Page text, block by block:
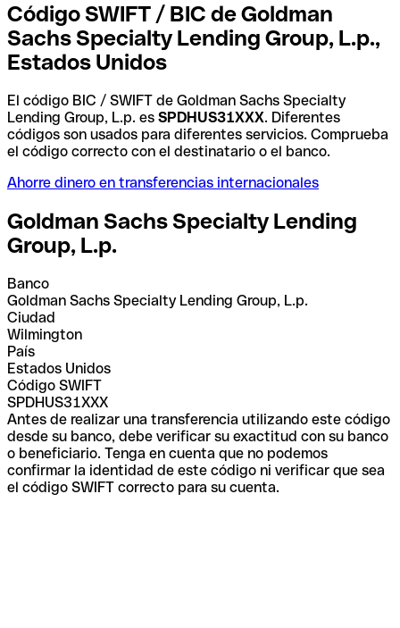
Código SWIFT / BIC de Goldman
Sachs Specialty Lending Group, L.p.,
Estados Unidos
El código BIC / SWIFT de Goldman Sachs Specialty
Lending Group, L.p. es SPDHUS31XXX. Diferentes
códigos son usados para diferentes servicios. Comprueba
el código correcto con el destinatario o el banco.
Ahorre dinero en transferencias internacionales
Goldman Sachs Specialty Lending
Group, L.p.
Banco
Goldman Sachs Specialty Lending Group, L.p.
Ciudad
Wilmington
País
Estados Unidos
Código SWIFT
SPDHUS31XXX
Antes de realizar una transferencia utilizando este código
desde su banco, debe verificar su exactitud con su banco
o beneficiario. Tenga en cuenta que no podemos
confirmar la identidad de este código ni verificar que sea
el código SWIFT correcto para su cuenta.